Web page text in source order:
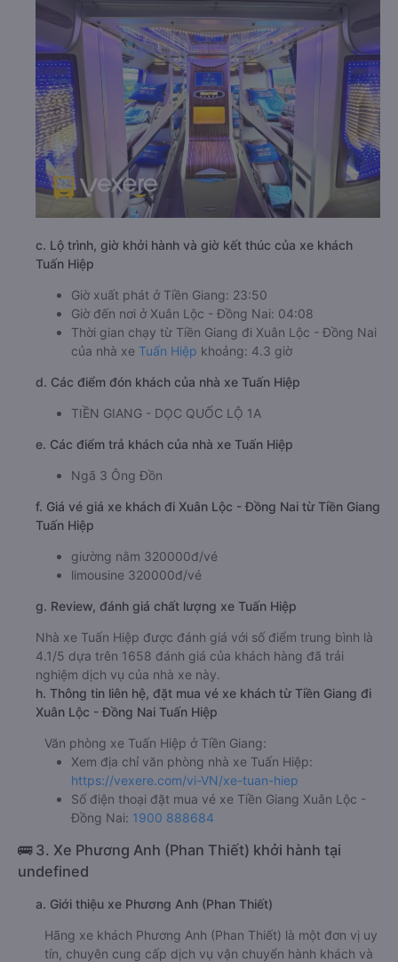
c. Lộ trình, giờ khởi hành và giờ kết thúc của xe khách
Tuấn Hiệp
Giờ xuất phát ở Tiền Giang: 23:50
Giờ đến nơi ở Xuân Lộc - Đồng Nai: 04:08
Thời gian chạy từ Tiền Giang đi Xuân Lộc - Đồng Nai
của nhà xe Tuấn Hiệp khoảng: 4.3 giờ
d. Các điểm đón khách của nhà xe Tuấn Hiệp
TIỀN GIANG - DỌC QUỐC LỘ 1A
e. Các điểm trả khách của nhà xe Tuấn Hiệp
Ngã 3 Ông Đồn
f. Giá vé giá xe khách đi Xuân Lộc - Đồng Nai từ Tiền Giang
Tuấn Hiệp
giường nằm 320000đ/vé
limousine 320000đ/vé
g. Review, đánh giá chất lượng xe Tuấn Hiệp
Nhà xe Tuấn Hiệp được đánh giá với số điểm trung bình là
4.1/5 dựa trên 1658 đánh giá của khách hàng đã trải
nghiệm dịch vụ của nhà xe này.
h. Thông tin liên hệ, đặt mua vé xe khách từ Tiền Giang đi
Xuân Lộc - Đồng Nai Tuấn Hiệp
Văn phòng xe Tuấn Hiệp ở Tiền Giang:
Xem địa chỉ văn phòng nhà xe Tuấn Hiệp:
https://vexere.com/vi-VN/xe-tuan-hiep
Số điện thoại đặt mua vé xe Tiền Giang Xuân Lộc -
Đồng Nai: 1900 888684
🚌 3. Xe Phương Anh (Phan Thiết) khởi hành tại
undefined
a. Giới thiệu xe Phương Anh (Phan Thiết)
Hãng xe khách Phương Anh (Phan Thiết) là một đơn vị uy
tín, chuyên cung cấp dịch vụ vận chuyển hành khách và